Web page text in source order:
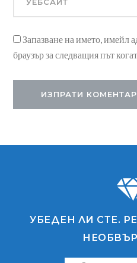
Запазване на името, имейл
браузър за следващия път
УБЕДЕН ЛИ СТЕ.